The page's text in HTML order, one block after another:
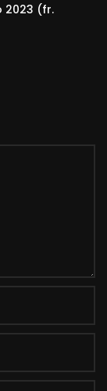
2023 (fr.